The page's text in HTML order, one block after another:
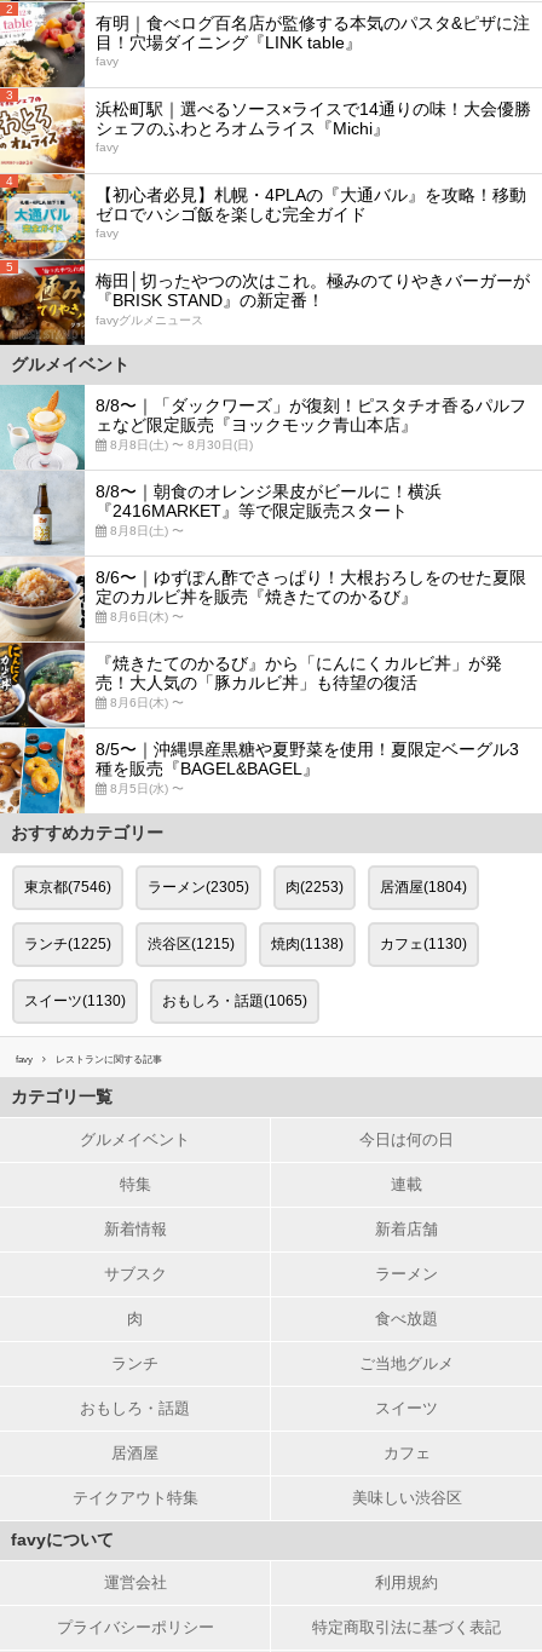
2
有明｜食べログ百名店が監修する本気のパスタ&ピザに注
目！穴場ダイニング『LINK table』
favy
3
浜松町駅｜選べるソース×ライスで14通りの味！大会優勝
シェフのふわとろオムライス『Michi』
favy
4
【初心者必見】札幌・4PLAの『大通バル』を攻略！移動
ゼロでハシゴ飯を楽しむ完全ガイド
favy
5
梅田│切ったやつの次はこれ。極みのてりやきバーガーが
『BRISK STAND』の新定番！
favyグルメニュース
グルメイベント
8/8〜｜「ダックワーズ」が復刻！ピスタチオ香るパルフ
ェなど限定販売『ヨックモック青山本店』
8月8日(土) 〜 8月30日(日)
8/8〜｜朝食のオレンジ果皮がビールに！横浜
『2416MARKET』等で限定販売スタート
8月8日(土) 〜
8/6〜｜ゆずぽん酢でさっぱり！大根おろしをのせた夏限
定のカルビ丼を販売『焼きたてのかるび』
8月6日(木) 〜
『焼きたてのかるび』から「にんにくカルビ丼」が発
売！大人気の「豚カルビ丼」も待望の復活
8月6日(木) 〜
8/5〜｜沖縄県産黒糖や夏野菜を使用！夏限定ベーグル3
種を販売『BAGEL&BAGEL』
8月5日(水) 〜
おすすめカテゴリー
東京都(7546) ラーメン(2305) 肉(2253) 居酒屋(1804)
ランチ(1225) 渋谷区(1215) 焼肉(1138) カフェ(1130)
スイーツ(1130) おもしろ・話題(1065)
favy レストランに関する記事
カテゴリ一覧
グルメイベント 今日は何の日
特集 連載
新着情報 新着店舗
サブスク ラーメン
肉 食べ放題
ランチ ご当地グルメ
おもしろ・話題 スイーツ
居酒屋 カフェ
テイクアウト特集 美味しい渋谷区
favyについて
運営会社 利用規約
プライバシーポリシー 特定商取引法に基づく表記